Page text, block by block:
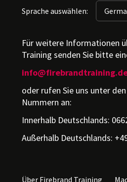
Sprache auswählen:
Für weitere Informationen
Training senden Sie bitte
oder rufen Sie uns unter
Nummern an:
Innerhalb Deutschlands:
Außerhalb Deutschlands:
Über Firebrand Training